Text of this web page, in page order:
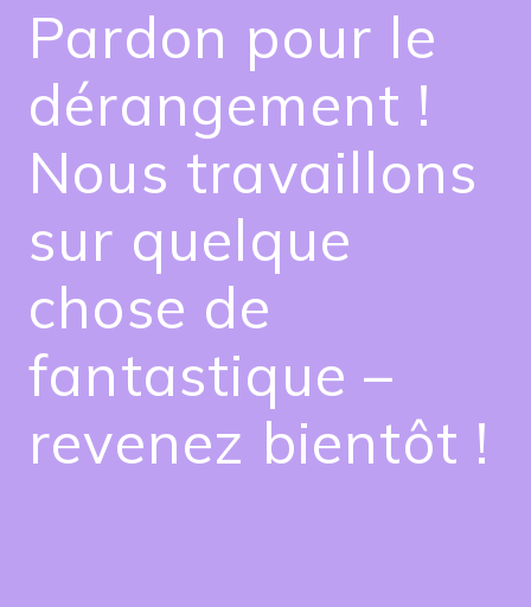
Pardon pour le
dérangement !
Nous travaillons
sur quelque
chose de
fantastique –
revenez bientôt !